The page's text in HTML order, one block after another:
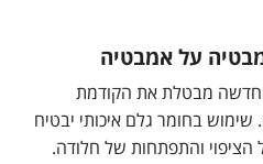
על אמבטיה
מבטלת את הקודמת
בחומר גלם איכותי יבטיח
הציפוי והתפתחות של חלודה.